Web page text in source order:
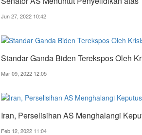
Jun 27, 2022 10:42
Standar Ganda Biden Terekspos Oleh
Mar 09, 2022 12:05
Iran, Perselisihan AS Menghalangi
Feb 12, 2022 11:04